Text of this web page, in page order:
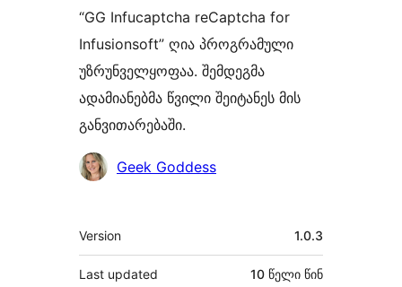
“GG Infucaptcha reCaptcha for
Infusionsoft” ღია პროგრამული
უზრუნველყოფაა. შემდეგმა
ადამიანებმა წვილი შეიტანეს მის
განვითარებაში.
მონაწილეები
Geek Goddess
მეტა
Version 1.0.3
Last updated 10 წელი წინ